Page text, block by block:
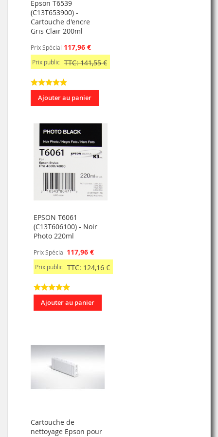
Epson T6539
(C13T653900) -
Cartouche d'encre
Gris Clair 200ml
Prix Spécial 117,96 €
Prix public TTC: 141,55 €
Ajouter au panier
EPSON T6061
(C13T606100) - Noir
Photo 220ml
Prix Spécial 117,96 €
Prix public TTC: 124,16 €
Ajouter au panier
Cartouche de
nettoyage Epson pour